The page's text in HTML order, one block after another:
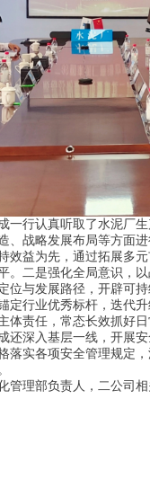
行认真听取了水泥厂生
、战略发展布局等方面
效益为先 ，通过拓展多
。 二是强化全局意识 ，
位与发展路径，开辟可持
定行业优秀标杆，迭代
体责任 ，常态长效抓好
还深入基层一线，开展
落实各项安全管理规定
理部负责人，二公司相